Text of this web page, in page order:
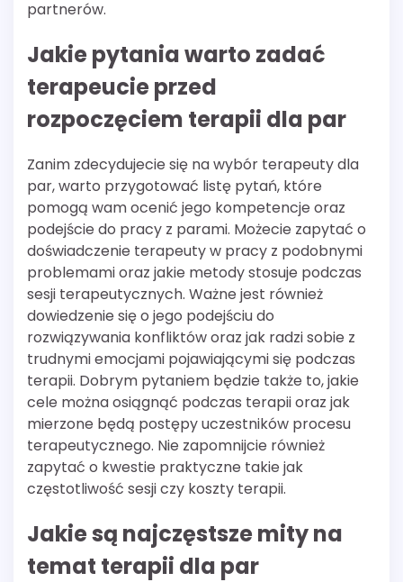
partnerów.
Jakie pytania warto zadać
terapeucie przed
rozpoczęciem terapii dla par
Zanim zdecydujecie się na wybór terapeuty dla
par, warto przygotować listę pytań, które
pomogą wam ocenić jego kompetencje oraz
podejście do pracy z parami. Możecie zapytać o
doświadczenie terapeuty w pracy z podobnymi
problemami oraz jakie metody stosuje podczas
sesji terapeutycznych. Ważne jest również
dowiedzenie się o jego podejściu do
rozwiązywania konfliktów oraz jak radzi sobie z
trudnymi emocjami pojawiającymi się podczas
terapii. Dobrym pytaniem będzie także to, jakie
cele można osiągnąć podczas terapii oraz jak
mierzone będą postępy uczestników procesu
terapeutycznego. Nie zapomnijcie również
zapytać o kwestie praktyczne takie jak
częstotliwość sesji czy koszty terapii.
Jakie są najczęstsze mity na
temat terapii dla par